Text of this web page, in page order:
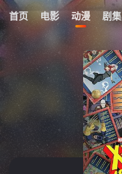
首页 电影 动漫 剧集